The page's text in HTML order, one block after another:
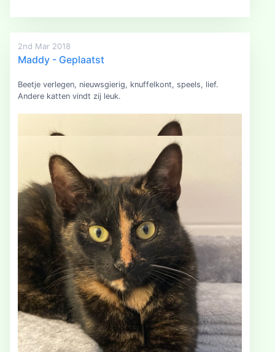
2nd Mar 2018
Maddy - Geplaatst
Beetje verlegen, nieuwsgierig, knuffelkont, speels, lief.
Andere katten vindt zij leuk.